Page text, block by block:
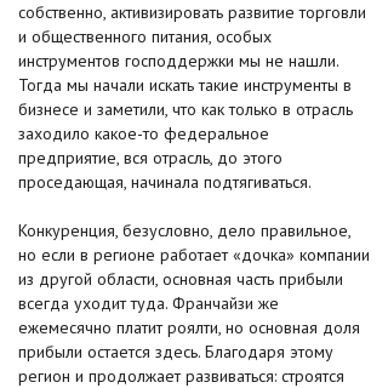
собственно, активизировать развитие торговли
и общественного питания, особых
инструментов господдержки мы не нашли.
Тогда мы начали искать такие инструменты в
бизнесе и заметили, что как только в отрасль
заходило какое-то федеральное
предприятие, вся отрасль, до этого
проседающая, начинала подтягиваться.
Конкуренция, безусловно, дело правильное,
но если в регионе работает «дочка» компании
из другой области, основная часть прибыли
всегда уходит туда. Франчайзи же
ежемесячно платит роялти, но основная доля
прибыли остается здесь. Благодаря этому
регион и продолжает развиваться: строятся